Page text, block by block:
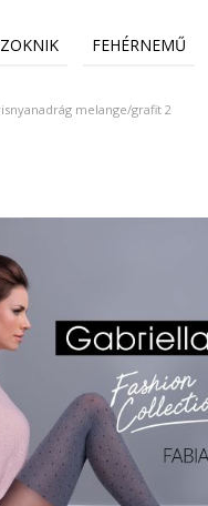
ZOKNIK FEHÉRNEMŰ
melange/grafit 2